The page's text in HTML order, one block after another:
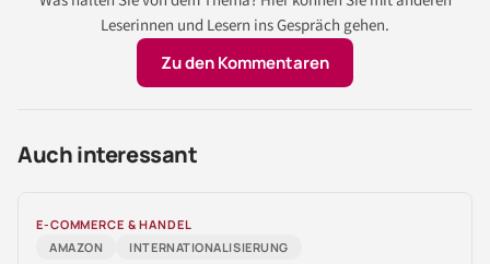
Leserinnen und Lesern ins Gespräch gehen.
Zu den Kommentaren
Auch interessant
E-COMMERCE & HANDEL
AMAZON
INTERNATIONALISIERUNG